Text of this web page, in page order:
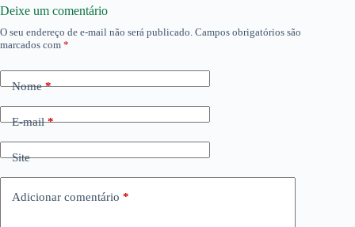
Deixe um comentário
O seu endereço de e-mail não será publicado. Campos obrigatórios são
marcados com *
Nome*
E-mail*
Site
Adicionar comentário *